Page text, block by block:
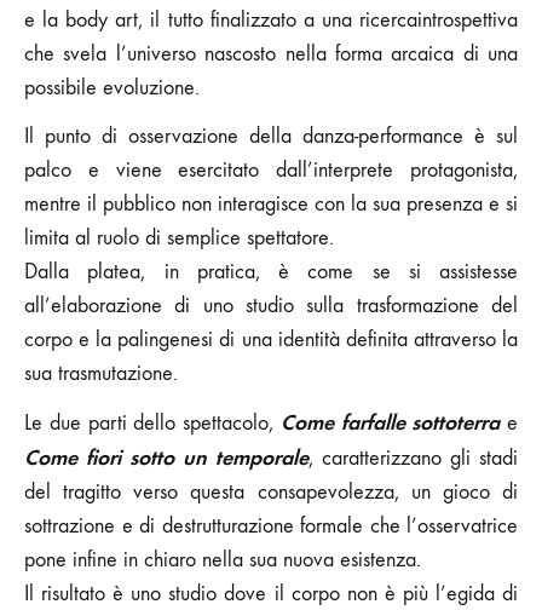
e la body art, il tutto finalizzato a una ricercaintrospettiva
che svela l’universo nascosto nella forma arcaica di una
possibile evoluzione.
Il punto di osservazione della danza-performance è sul
palco e viene esercitato dall’interprete protagonista,
mentre il pubblico non interagisce con la sua presenza e si
limita al ruolo di semplice spettatore.
Dalla platea, in pratica, è come se si assistesse
all’elaborazione di uno studio sulla trasformazione del
corpo e la palingenesi di una identità definita attraverso la
sua trasmutazione.
Le due parti dello spettacolo, Come farfalle sottoterrae
Come fiori sotto un temporale, caratterizzano gli stadi
del tragitto verso questa consapevolezza, un gioco di
sottrazione e di destrutturazione formale che l’osservatrice
pone infine in chiaro nella sua nuova esistenza.
Il risultato è uno studio dove il corpo non è più l’egida di